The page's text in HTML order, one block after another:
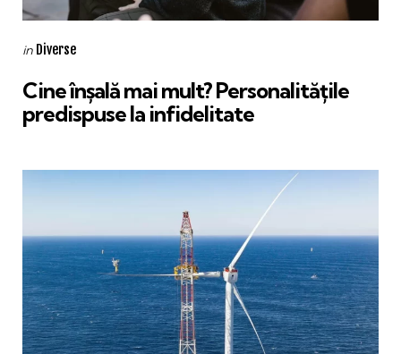
Categories
Posted
in Diverse
Cine înșală mai mult? Personalitățile
predispuse la infidelitate